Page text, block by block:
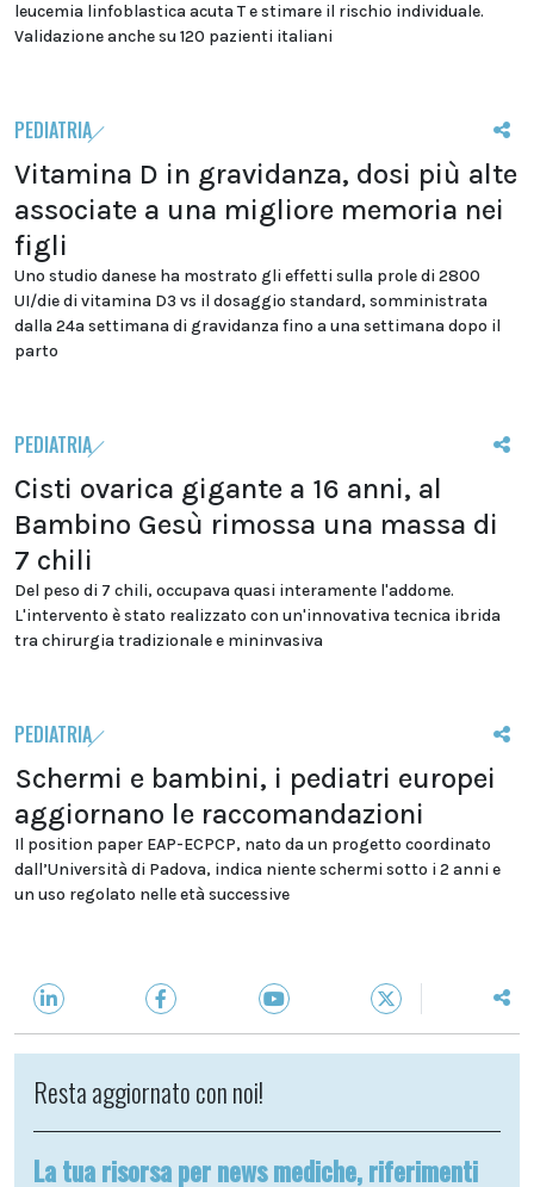
leucemia linfoblastica acuta T e stimare il rischio individuale.
Validazione anche su 120 pazienti italiani
PEDIATRIA
Vitamina D in gravidanza, dosi più alte
associate a una migliore memoria nei
figli
Uno studio danese ha mostrato gli effetti sulla prole di 2800
UI/die di vitamina D3 vs il dosaggio standard, somministrata
dalla 24a settimana di gravidanza fino a una settimana dopo il
parto
PEDIATRIA
Cisti ovarica gigante a 16 anni, al
Bambino Gesù rimossa una massa di
7 chili
Del peso di 7 chili, occupava quasi interamente l'addome.
L'intervento è stato realizzato con un'innovativa tecnica ibrida
tra chirurgia tradizionale e mininvasiva
PEDIATRIA
Schermi e bambini, i pediatri europei
aggiornano le raccomandazioni
Il position paper EAP-ECPCP, nato da un progetto coordinato
dall’Università di Padova, indica niente schermi sotto i 2 anni e
un uso regolato nelle età successive
Resta aggiornato con noi!
La tua risorsa per news mediche, riferimenti